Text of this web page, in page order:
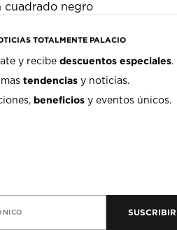
cuadrado negro
TOTALMENTE PALACIO
y recibedescuentos especiales.
tendencias y noticias.
beneficios y eventos únicos.